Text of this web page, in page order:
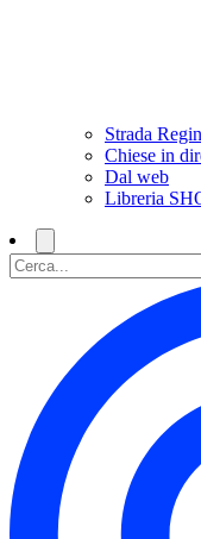
Strada
Chiese in
Dal web
Libreria